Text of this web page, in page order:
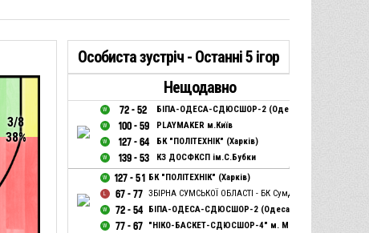
3/8
38%
Особиста зустріч - Останні 5 ігор
Нещодавно
72 - 52 БІПА-ОДЕСА-СДЮСШОР-2 (Одеса)
100 - 59 PLAYMAKER м.Київ
127 - 64 БК "ПОЛІТЕХНІК" (Харків)
139 - 53 КЗ ДОСФКСП ім.С.Бубки
127 - 51 БК "ПОЛІТЕХНІК" (Харків)
67 - 77 ЗБІРНА СУМСЬКОЇ ОБЛАСТІ - БК СумДУ м.Суми
72 - 54 БІПА-ОДЕСА-СДЮСШОР-2 (Одеса)
77 - 67 "НІКО-БАСКЕТ-СДЮСШОР-4" м. Миколаїв